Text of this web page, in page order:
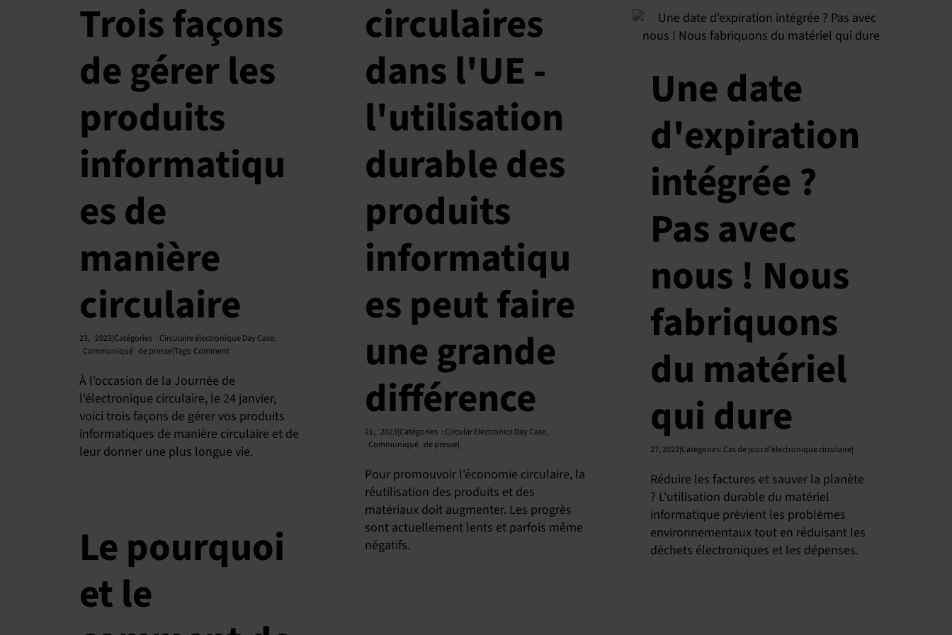
circulaires
dans l'UE -
l'utilisation
durable des
produits
informatiqu
es peut faire
une grande
différence
21, 2023|Catégories : Circular Electronics Day Case,
Communiqué de presse|
Pour promouvoir l'économie circulaire, la
réutilisation des produits et des
matériaux doit augmenter. Les progrès
sont actuellement lents et parfois même
négatifs.
Trois façons
de gérer les
produits
informatiqu
es de
manière
circulaire
23, 2023|Catégories : Circulaire électronique Day Case,
Communiqué de presse|Tags: Comment
À l'occasion de la Journée de
l'électronique circulaire, le 24 janvier,
voici trois façons de gérer vos produits
informatiques de manière circulaire et de
leur donner une plus longue vie.
Une date
d'expiration
intégrée ?
Pas avec
nous ! Nous
fabriquons
du matériel
qui dure
27, 2022|Catégories: Cas de jour d'électronique circulaire|
Réduire les factures et sauver la planète
? L'utilisation durable du matériel
informatique prévient les problèmes
environnementaux tout en réduisant les
déchets électroniques et les dépenses.
Le pourquoi
et le